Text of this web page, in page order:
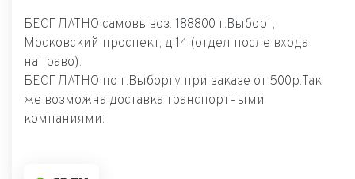
БЕСПЛАТНО самовывоз: 188800 г.Выборг,
Московский проспект, д.14 (отдел после входа
направо).
БЕСПЛАТНО по г.Выборгу при заказе от 500р.Так
же возможна доставка транспортными
компаниями: